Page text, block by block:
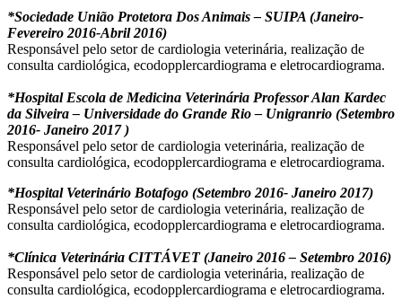
*Sociedade União Protetora Dos Animais – SUIPA (Janeiro-
Fevereiro 2016-Abril 2016)
Responsável pelo setor de cardiologia veterinária, realização de
consulta cardiológica, ecodopplercardiograma e eletrocardiograma.
*Hospital Escola de Medicina Veterinária Professor Alan Kardec
da Silveira – Universidade do Grande Rio – Unigranrio (Setembro
2016- Janeiro 2017 )
Responsável pelo setor de cardiologia veterinária, realização de
consulta cardiológica, ecodopplercardiograma e eletrocardiograma.
*Hospital Veterinário Botafogo (Setembro 2016- Janeiro 2017)
Responsável pelo setor de cardiologia veterinária, realização de
consulta cardiológica, ecodopplercardiograma e eletrocardiograma.
*Clínica Veterinária CITTÁVET (Janeiro 2016 – Setembro 2016)
Responsável pelo setor de cardiologia veterinária, realização de
consulta cardiológica, ecodopplercardiograma e eletrocardiograma.